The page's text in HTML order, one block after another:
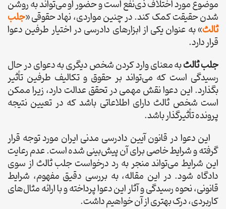
موضوع مورد اختلاف ذی‌نفع است و حضور او می‌تواند به روشن
شدن حقیقت کمک کند. در چنین مواردی، نهاد حقوقی «جلب
ثالث» به عنوان یکی از ابزارهای دادرسی در اختیار طرفین دعوا
قرار دارد.
جلب ثالثبه معنای وارد کردن شخص دیگری به دعوای در حال
رسیدگی است که می‌تواند بر حقوق و تکالیف طرفین تأثیر
بگذارد. این دعوا نقش مهمی در تحقق عدالت دارد، زیرا ممکن
است شخص ثالث دارای اطلاعاتی باشد که در تعیین نتیجه
پرونده تأثیرگذار باشد.
این دعوا در قانون آیین دادرسی مدنی ایران مورد توجه قرار
گرفته و شرایط خاصی برای آن پیش‌بینی شده است. عدم رعایت
این شرایط می‌تواند منجر به رد درخواست جلب ثالث از سوی
دادگاه شود. در این مقاله، به بررسی دقیق مفهوم، شرایط
قانونی، نحوه رسیدگی و آثار این دعوا پرداخته و با ارائه مثال‌های
کاربردی، درک بهتری از آن خواهیم داشت.